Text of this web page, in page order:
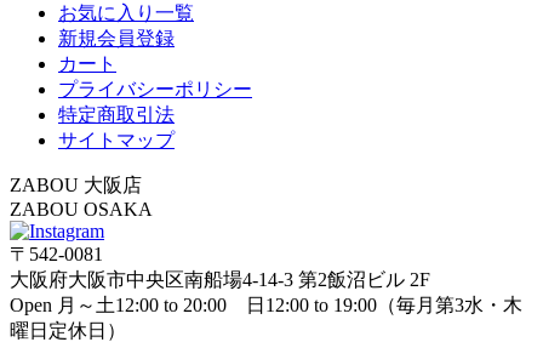
お気に入り一覧
新規会員登録
カート
プライバシーポリシー
特定商取引法
サイトマップ
ZABOU 大阪店
ZABOU OSAKA
〒542-0081
大阪府大阪市中央区南船場4-14-3 第2飯沼ビル 2F
Open 月～土12:00 to 20:00 日12:00 to 19:00（毎月第3水・木
曜日定休日）